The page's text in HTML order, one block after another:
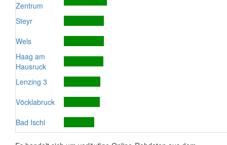
Zentrum
Steyr
Wels
Haag am
Hausruck
Lenzing 3
Vöcklabruck
Bad Ischl